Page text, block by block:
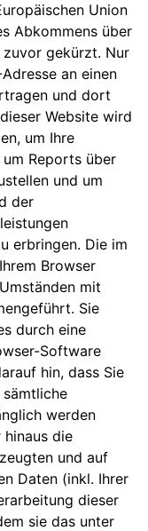
Union
Abkommens über
gekürzt. Nur
an einen
und dort
Website wird
um Ihre
Reports über
und um
der
erbringen. Die im
Browser
mit
Sie
durch eine
Software
hin, dass Sie
werden
hinaus die
und auf
Daten (inkl. Ihrer
dieser
sie das unter